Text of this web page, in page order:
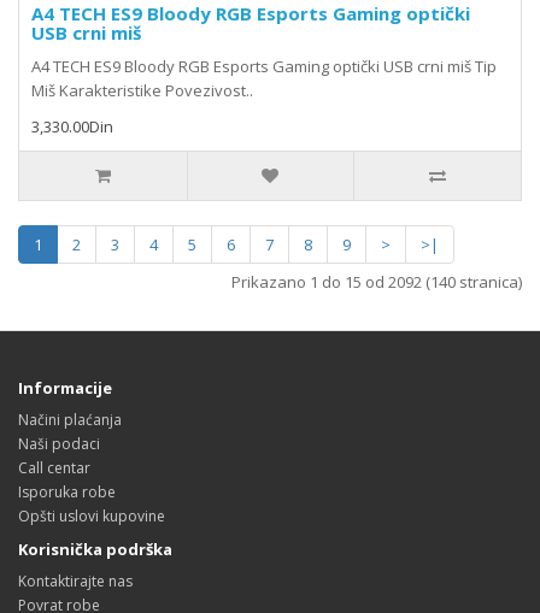
A4 TECH ES9 Bloody RGB Esports Gaming optički
USB crni miš
A4 TECH ES9 Bloody RGB Esports Gaming optički USB crni miš Tip
Miš Karakteristike Povezivost..
3,330.00Din
1 2 3 4 5 6 7 8 9 >
>|
Prikazano 1 do 15 od 2092 (140 stranica)
Informacije
Načini plaćanja
Naši podaci
Call centar
Isporuka robe
Opšti uslovi kupovine
Korisnička podrška
Kontaktirajte nas
Povrat robe